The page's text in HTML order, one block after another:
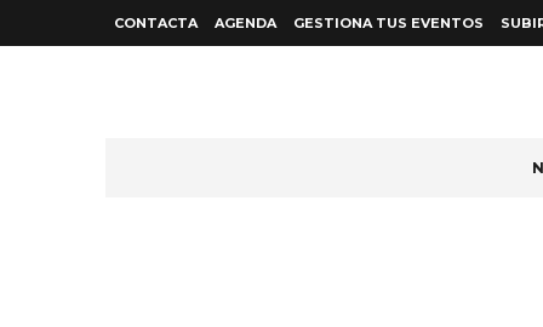
CONTACTA AGENDA GESTIONA TUS EVENTOS